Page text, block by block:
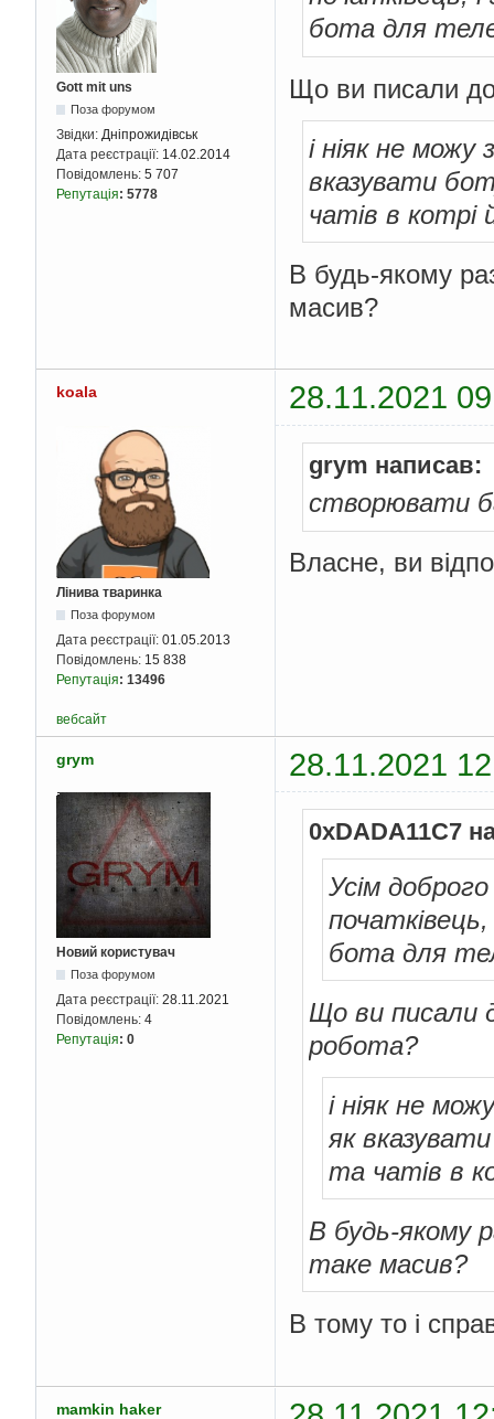
Gott mit uns
Поза форумом
Звідки: Дніпрожидівськ
Дата реєстрації: 14.02.2014
Повідомлень: 5 707
Репутація: 5778
бота для
Що ви писали
і ніяк не
вказувати
чатів в котрі
В будь-якому
масив?
koala 28.11.2021
Лінива тваринка
Поза форумом
Дата реєстрації: 01.05.2013
Повідомлень: 15 838
Репутація: 13496
grym написав:
створювати
Власне, ви
вебсайт
grym 28.11.2021
Новий користувач
Поза форумом
Дата реєстрації: 28.11.2021
Повідомлень: 4
Репутація: 0
0xDADA11C7
Усім
бота для
Що ви писали
робота?
і ніяк не
як
та чатів в
В будь-якому
таке масив?
В тому то і
mamkin haker